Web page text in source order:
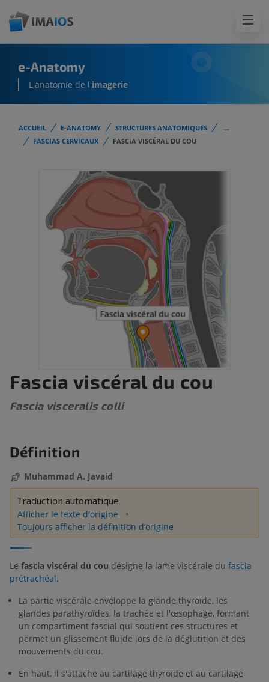
e-Anatomy
L'anatomie de l'imagerie
ACCUEIL E-ANATOMY STRUCTURES ANATOMIQUES
...
FASCIAS CERVICAUX
FASCIA VISCÉRAL DU COU
Fascia viscéral du cou
Fascia visceralis colli
Définition
Muhammad A. Javaid
Traduction automatique
Afficher le texte d'origine
Toujours afficher la définition d’origine
Le fascia viscéral du cou désigne la lame viscérale du fascia
prétrachéal.
La partie viscérale enveloppe la glande thyroïde, les
glandes parathyroïdes, la trachée et l'œsophage, formant
un compartiment fascial qui soutient ces structures et
permet un glissement fluide lors de la déglutition et des
mouvements du cou.
En haut, il s'attache au cartilage thyroïde et au cartilage